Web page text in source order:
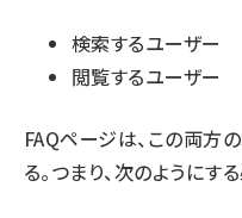
検索するユーザー
閲覧するユーザー
FAQページは、この両方
る。つまり、次のようにす